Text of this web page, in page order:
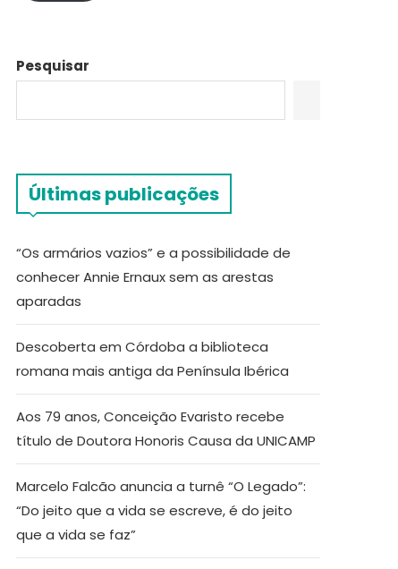
Pesquisar
Últimas publicações
“Os armários vazios” e a possibilidade de
conhecer Annie Ernaux sem as arestas
aparadas
Descoberta em Córdoba a biblioteca
romana mais antiga da Península Ibérica
Aos 79 anos, Conceição Evaristo recebe
título de Doutora Honoris Causa da UNICAMP
Marcelo Falcão anuncia a turnê “O Legado”:
“Do jeito que a vida se escreve, é do jeito
que a vida se faz”